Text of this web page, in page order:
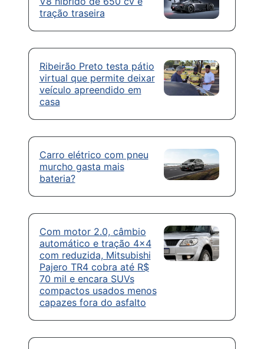
tração traseira
Ribeirão Preto testa pátio
virtual que permite deixar
veículo apreendido em
casa
Carro elétrico com pneu
murcho gasta mais
bateria?
Com motor 2.0, câmbio
automático e tração 4×4
com reduzida, Mitsubishi
Pajero TR4 cobra até R$
70 mil e encara SUVs
compactos usados menos
capazes fora do asfalto